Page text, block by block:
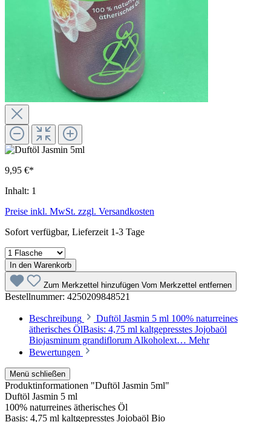
9,95 €*
Inhalt: 1
Preise inkl. MwSt. zzgl. Versandkosten
Sofort verfügbar, Lieferzeit 1-3 Tage
In den Warenkorb
Zum Merkzettel hinzufügen Vom Merkzettel entfernen
Bestellnummer: 4250209848521
Beschreibung
Duftöl Jasmin 5 ml 100% naturreines
ätherisches ÖlBasis: 4,75 ml kaltgepresstes Jojobaöl
Biojasminum grandiflorum Alkoholext… Mehr
Bewertungen
Menü schließen
Produktinformationen "Duftöl Jasmin 5ml"
Duftöl Jasmin 5 ml
100% naturreines ätherisches Öl
Basis: 4,75 ml kaltgepresstes Jojobaöl Bio